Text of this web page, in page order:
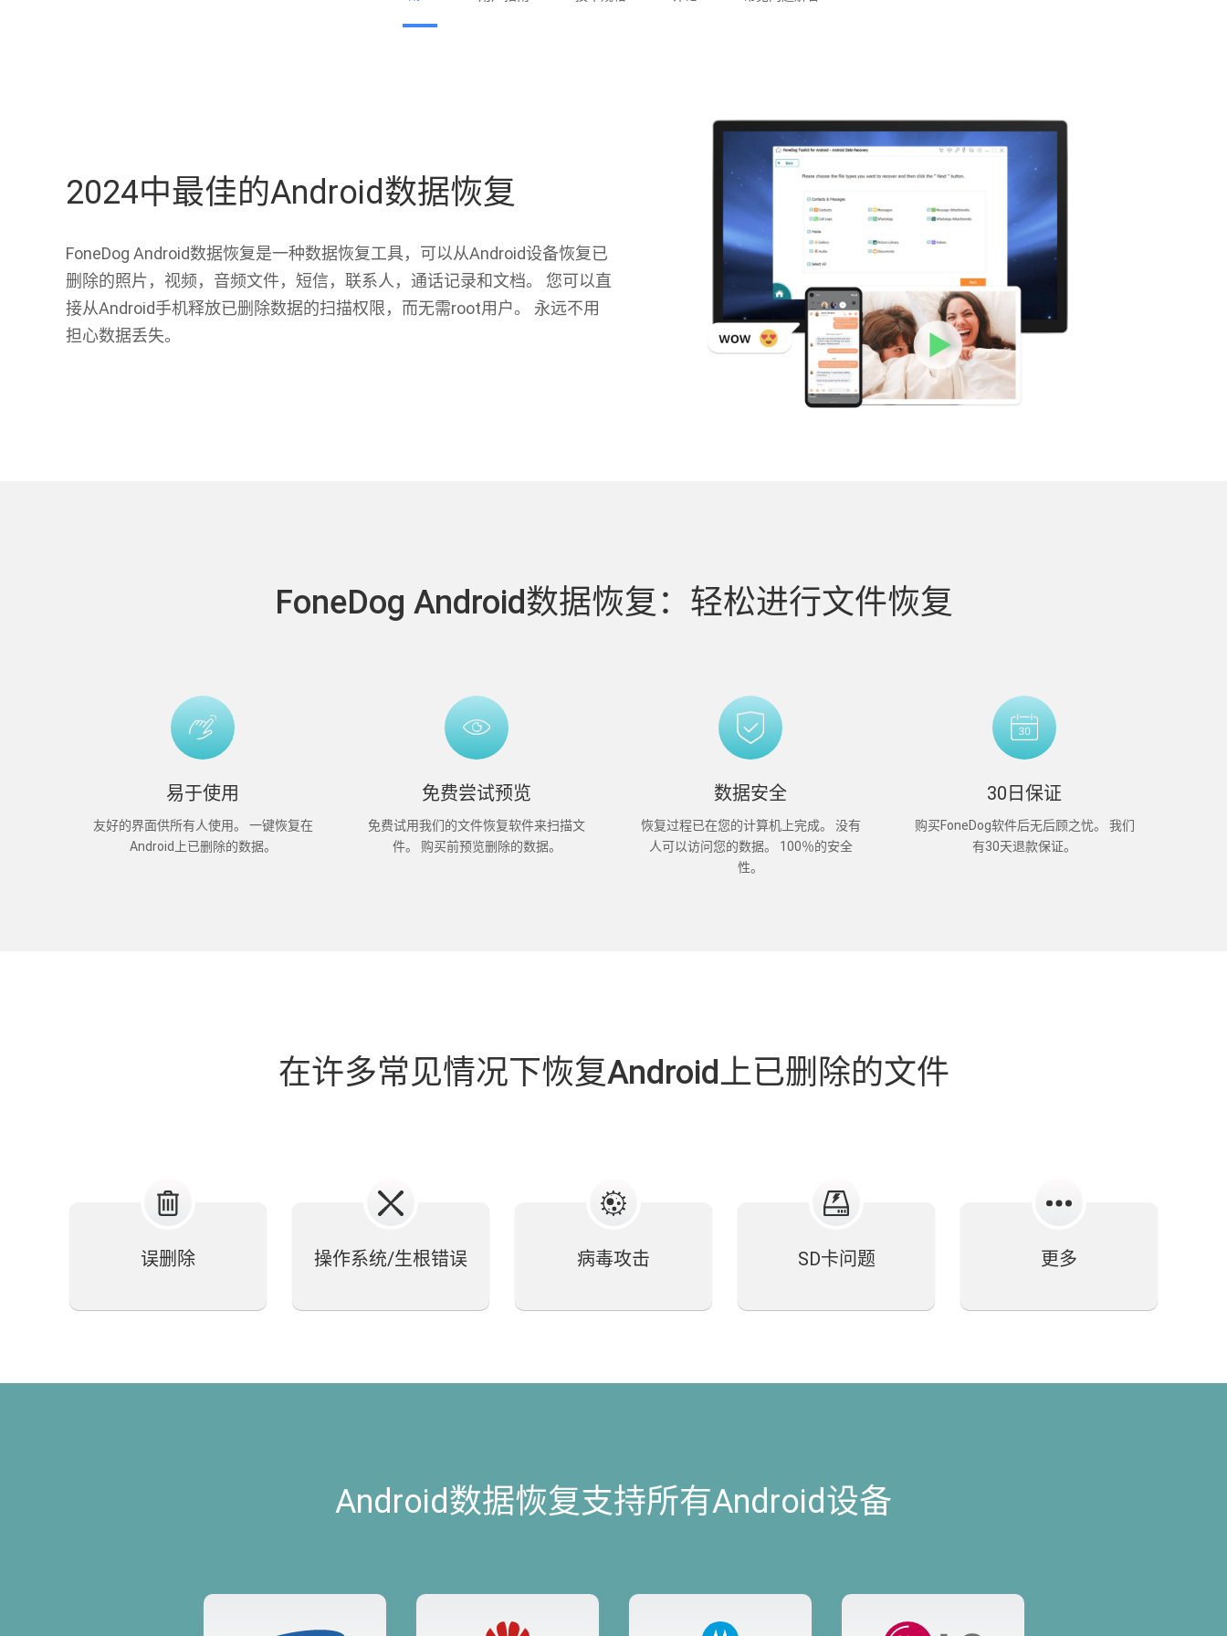
2024中最佳的Android数据恢复
FoneDog Android数据恢复是一种数据恢复工具，可以从Android设备恢复已
删除的照片，视频，音频文件，短信，联系人，通话记录和文档。 您可以直
接从Android手机释放已删除数据的扫描权限，而无需root用户。 永远不用
担心数据丢失。
FoneDog Android数据恢复：轻松进行文件恢复
易于使用
友好的界面供所有人使用。 一键恢复在
Android上已删除的数据。
免费尝试预览
免费试用我们的文件恢复软件来扫描文
件。 购买前预览删除的数据。
数据安全
恢复过程已在您的计算机上完成。 没有
人可以访问您的数据。 100％的安全
性。
30日保证
购买FoneDog软件后无后顾之忧。 我们
有30天退款保证。
在许多常见情况下恢复Android上已删除的文件
误删除 操作系统/生根错误 病毒攻击 SD卡问题 更多
Android数据恢复支持所有Android设备